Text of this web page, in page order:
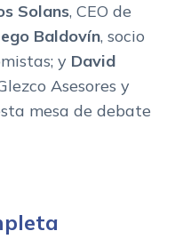
Solans, CEO de
Baldovín, socio
y David
Asesores y
mesa de debate